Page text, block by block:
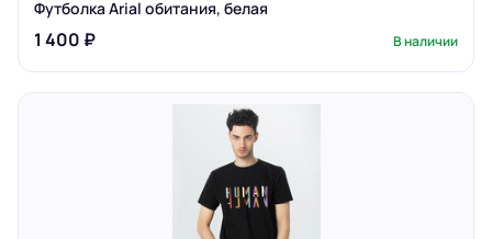
Футболка Arial обитания, белая
1 400 ₽ В наличии